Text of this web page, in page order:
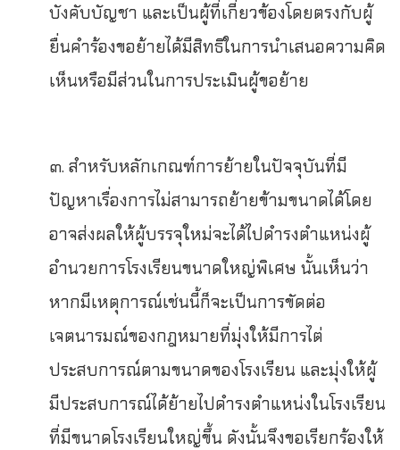
บังคับบัญชา และเป็นผู้ที่เกี่ยวข้องโดยตรงกับผู้
ยื่นคำร้องขอย้ายได้มีสิทธิในการนำเสนอความคิด
เห็นหรือมีส่วนในการประเมินผู้ขอย้าย
๓. สำหรับหลักเกณฑ์การย้ายในปัจจุบันที่มี
ปัญหาเรื่องการไม่สามารถย้ายข้ามขนาดได้โดย
อาจส่งผลให้ผู้บรรจุใหม่จะได้ไปดำรงตำแหน่งผู้
อำนวยการโรงเรียนขนาดใหญ่พิเศษ นั้นเห็นว่า
หากมีเหตุการณ์เช่นนี้ก็จะเป็นการขัดต่อ
เจตนารมณ์ของกฎหมายที่มุ่งให้มีการไต่
ประสบการณ์ตามขนาดของโรงเรียน และมุ่งให้ผู้
มีประสบการณ์ได้ย้ายไปดำรงตำแหน่งในโรงเรียน
ที่มีขนาดโรงเรียนใหญ่ขึ้น ดังนั้นจึงขอเรียกร้องให้